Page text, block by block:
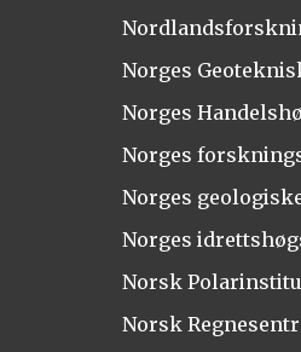
Norges
Norges
Norges
Norges
Norges
Norsk
Norsk